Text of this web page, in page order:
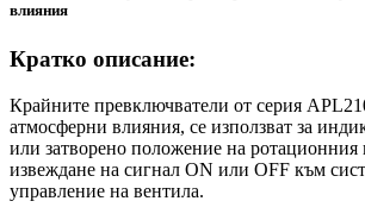
влияния
Кратко описание:
Крайните превключватели от серия
атмосферни влияния, се използват за
или затворено положение на ротационния
извеждане на сигнал ON или OFF към
управление на вентила.